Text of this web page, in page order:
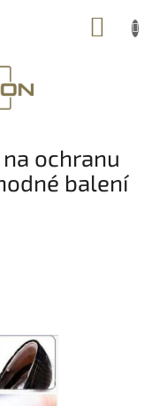
ochranu
balení